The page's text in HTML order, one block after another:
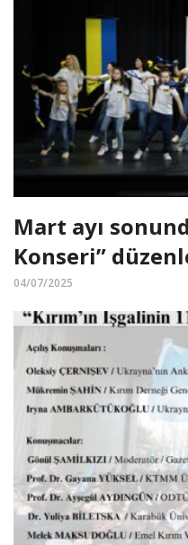
Mart ayı
Konseri”
04/07/2025